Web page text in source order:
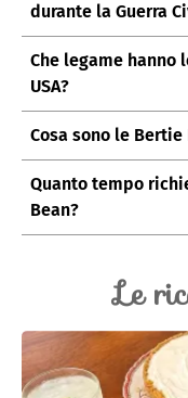
durante la Guerra
William Schrafft le
perché si
Che legame hanno
USA?
Ronald Reagan le
l'insediamento
confezionare circa
Cosa sono le
Sono la versione
ogni tipo, anche
Quanto tempo
Bean?
Le